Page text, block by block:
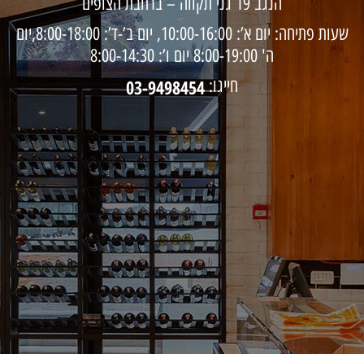
שעות פתיחה: יום א’: 10:00-16:00, יום ב’-ד’: 8:00-18:00,יום
ה' 8:00-19:00 יום ו’: 8:00-14:30
חייגו:03-9498454